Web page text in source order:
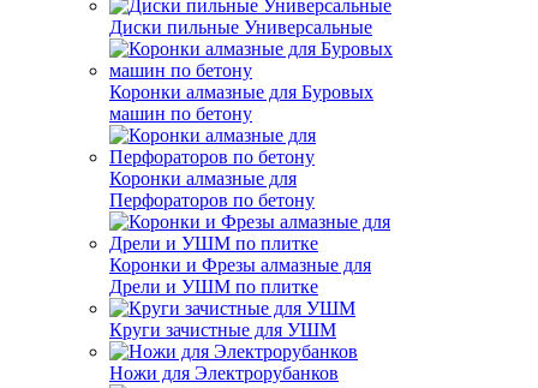
Диски пильные Универсальные
Коронки алмазные для Буровых
машин по бетону
Коронки алмазные для
Перфораторов по бетону
Коронки и Фрезы алмазные для
Дрели и УШМ по плитке
Круги зачистные для УШМ
Ножи для Электрорубанков